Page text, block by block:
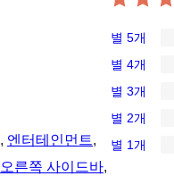
, 엔터테인먼트
오른쪽 사이드바
7/5-
별
점
후
기
별 5개
0/4-
별
점
후
별 4개
0/3-
별
점
별 3개
0/2-
별
별 2개
0/1-
별 1개